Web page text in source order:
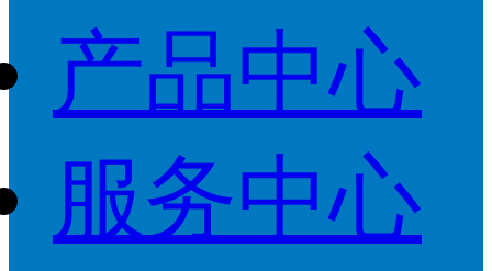
产品中心
服务中心